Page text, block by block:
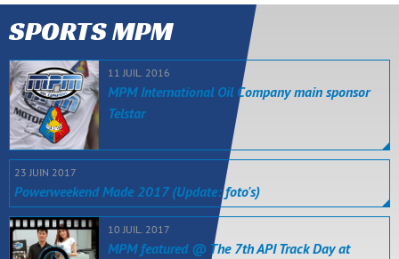
SPORTS MPM
11 JUIL. 2016
MPM International Oil Company main sponsor
Telstar
23 JUIN 2017
Powerweekend Made 2017 (Update: foto's)
10 JUIL. 2017
MPM featured @ The 7th API Track Day at